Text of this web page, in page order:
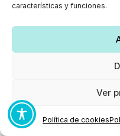
características y funciones.
Ver
Política de cookies
Teléfono: